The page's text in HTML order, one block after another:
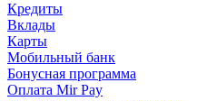
Кредиты
Вклады
Карты
Мобильный банк
Бонусная программа
Оплата Mir Pay